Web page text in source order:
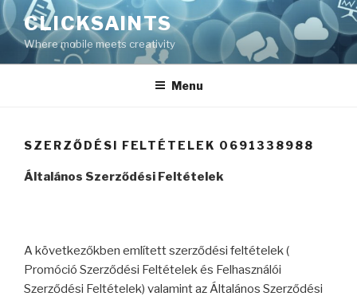
Skip
to
content
CLICKSAINTS
Where mobile meets creativity
Menu
SZERZŐDÉSI FELTÉTELEK 0691338988
Általános Szerződési Feltételek
A következőkben említett szerződési feltételek (
Promóció Szerződési Feltételek és Felhasználói
Szerződési Feltételek) valamint az Általános Szerződési